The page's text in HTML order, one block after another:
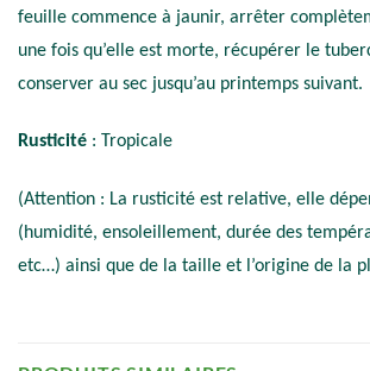
feuille commence à jaunir, arrêter
une fois qu’elle est morte, récupérer le
conserver au sec jusqu’au printemps suivant.
Rusticité : Tropicale
(Attention : La rusticité est relative, elle
(humidité, ensoleillement, durée des
etc…) ainsi que de la taille et l’origine de la